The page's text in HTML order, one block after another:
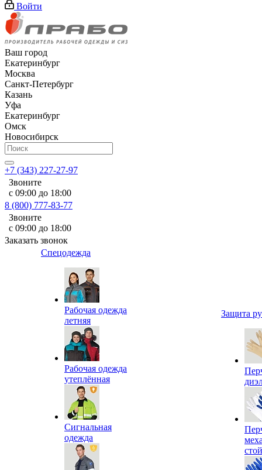
Войти
Ваш город
Екатеринбург
Москва
Санкт-Петербург
Казань
Уфа
Екатеринбург
Омск
Новосибирск
+7 (343) 227-27-97
Звоните
с 09:00 до 18:00
8 (800) 777-83-77
Звоните
с 09:00 до 18:00
Заказать звонок
Спецодежда
Рабочая одежда
летняя
Рабочая одежда
утеплённая
Сигнальная
одежда
Защита